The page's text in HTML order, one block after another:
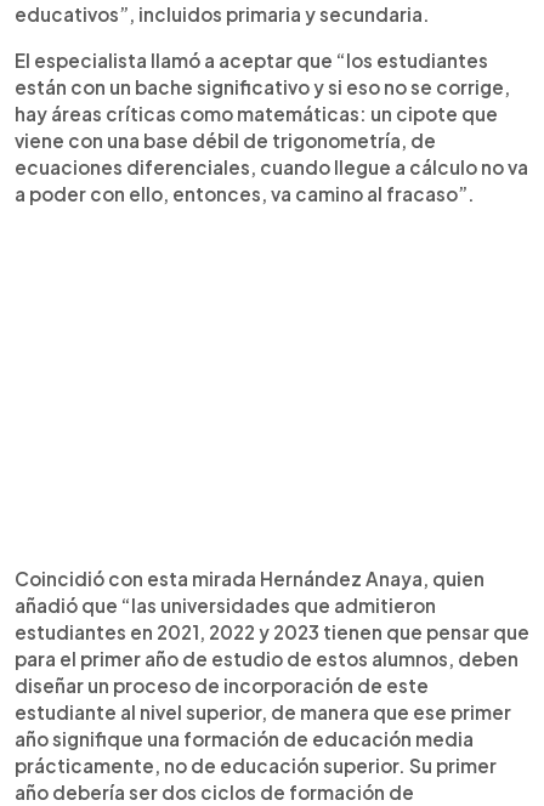
educativos”, incluidos primaria y secundaria.
El especialista llamó a aceptar que “los estudiantes
están con un bache significativo y si eso no se corrige,
hay áreas críticas como matemáticas: un cipote que
viene con una base débil de trigonometría, de
ecuaciones diferenciales, cuando llegue a cálculo no va
a poder con ello, entonces, va camino al fracaso”.
Coincidió con esta mirada Hernández Anaya, quien
añadió que “las universidades que admitieron
estudiantes en 2021, 2022 y 2023 tienen que pensar que
para el primer año de estudio de estos alumnos, deben
diseñar un proceso de incorporación de este
estudiante al nivel superior, de manera que ese primer
año signifique una formación de educación media
prácticamente, no de educación superior. Su primer
año debería ser dos ciclos de formación de